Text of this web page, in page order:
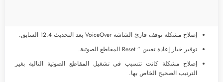
إصلاح مشكلة توقف قارئ الشاشة VoiceOver بعد التحديث 12.4 السابق.
توفير خيار إعادة تعيين ” Reset المقاطع الصوتية.
إصلاح مشكلة كانت تتسبب في تشغيل المقاطع الصوتية التالية بغير
الترتيب الصحيح الخاص بها.